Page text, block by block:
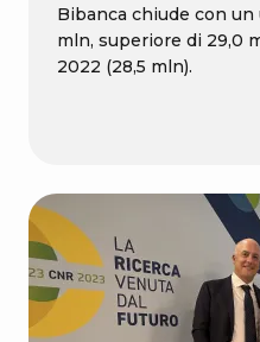
Bibanca chiude con
mln, superiore di 29,0
2022 (28,5 mln).